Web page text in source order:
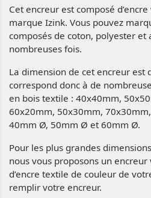
Cet encreur est composé
marque Izink. Vous pouvez
composés de coton, polyester et
nombreuses fois.
La dimension de cet encreur
correspond donc à de
en bois textile : 40x40mm,
60x20mm, 50x30mm,
40mm Ø, 50mm Ø et 60mm Ø.
Pour les plus grandes
nous vous proposons un
d’encre textile de couleur de
remplir votre encreur.